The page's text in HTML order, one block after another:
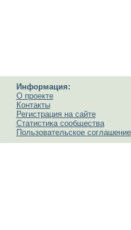
Информация:
О проекте
Контакты
Регистрация на сайте
Статистика сообщества
Пользовательское соглашение